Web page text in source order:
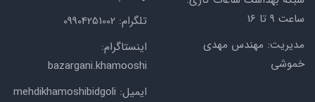
ساعت ۹ تا 16
مدیریت: مهندس مهدی
خموشی
تلگرام: 09904251002
اینستاگرام:
bazargani.khamooshi
ایمیل: mehdikhamoshibidgoli